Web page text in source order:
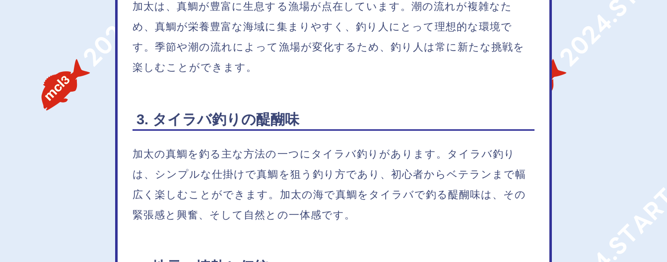
加太は、真鯛が豊富に生息する漁場が点在しています。潮の流れが複雑なた
め、真鯛が栄養豊富な海域に集まりやすく、釣り人にとって理想的な環境で
す。季節や潮の流れによって漁場が変化するため、釣り人は常に新たな挑戦を
楽しむことができます。
3. タイラバ釣りの醍醐味
加太の真鯛を釣る主な方法の一つにタイラバ釣りがあります。タイラバ釣り
は、シンプルな仕掛けで真鯛を狙う釣り方であり、初心者からベテランまで幅
広く楽しむことができます。加太の海で真鯛をタイラバで釣る醍醐味は、その
緊張感と興奮、そして自然との一体感です。